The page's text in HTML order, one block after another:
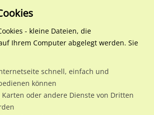
Sachsen
Plauen, Stadt,
Pausaer Str. 100/
08525 / Plauen, Stadt, Hochschulstadt / Haselbrunn
- kleine Dateien, die
Ihrem Computer abgelegt werden. Sie
schnell, einfach und
können
Karten oder andere Dienste von Dritten